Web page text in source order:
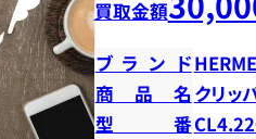
買取金額
ブランド
商品名 クリッ
型番